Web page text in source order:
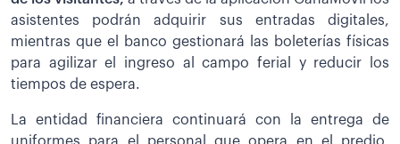
asistentes podrán adquirir sus entradas digitales,
mientras que el banco gestionará las boleterías físicas
para agilizar el ingreso al campo ferial y reducir los
tiempos de espera.
La entidad financiera continuará con la entrega de